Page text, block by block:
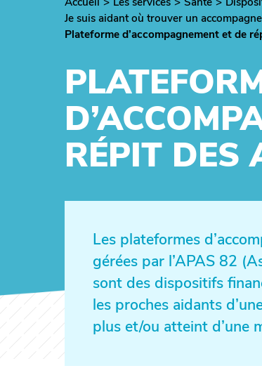
d'Ariane
Je suis aidant où trouver un
Plateforme d’accompagnement et de
RÉPIT DES
Les plateformes
gérées par l’APAS 82
sont des dispositifs
les proches aidants
plus et/ou atteint d’une